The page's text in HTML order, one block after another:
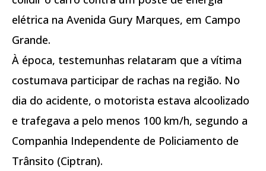
elétrica na Avenida Gury Marques, em Campo
Grande.
À época, testemunhas relataram que a vítima
costumava participar de rachas na região. No
dia do acidente, o motorista estava alcoolizado
e trafegava a pelo menos 100 km/h, segundo a
Companhia Independente de Policiamento de
Trânsito (Ciptran).